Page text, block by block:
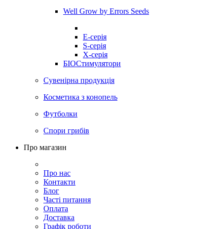
Well Grow by Errors Seeds
E-серія
S-серія
X-серія
БІОСтимулятори
Сувенірна продукція
Косметика з конопель
Футболки
Спори грибів
Про магазин
Про нас
Контакти
Блог
Часті питання
Оплата
Доставка
Графік роботи